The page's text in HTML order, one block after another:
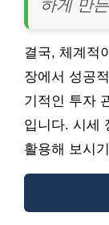
하게 만
결국, 체계적
장에서 성공
기적인 투자
입니다. 시세
활용해 보시